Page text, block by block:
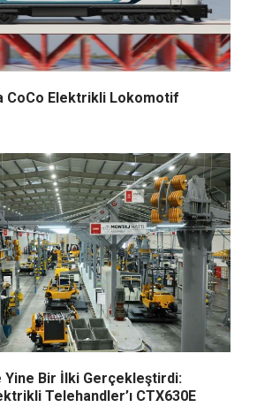
CoCo Elektrikli Lokomotif
Bir İlki Gerçekleştirdi:
Telehandler’ı CTX630E